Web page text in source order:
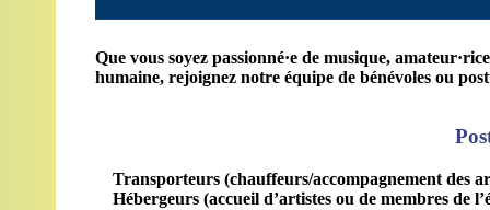
Que vous soyez passionné·e de musique,
humaine, rejoignez notre équipe de bénévoles ou
Transporteurs (chauffeurs/accompagnement des
Hébergeurs (accueil d’artistes ou de membres de